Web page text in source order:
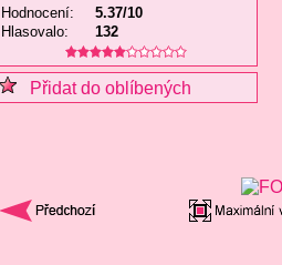
Hodnocení:
5.37/10
Hlasovalo:
132
Přidat do oblíbených